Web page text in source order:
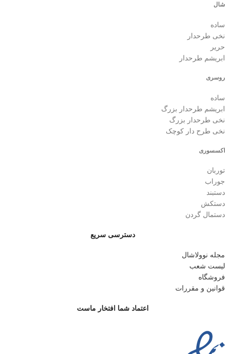
شال
ساده
نخی طرحدار
حریر
ابریشم طرحدار
روسری
ساده
ابریشم طرحدار بزرگ
نخی طرحدار بزرگ
نخی طرح دار کوچک
اکسسوری
توربان
جوراب
دستبند
دستکش
دستمال گردن
دسترسی سریع
مجله نوولاشال
لیست شعب
فروشگاه
قوانین و مقررات
اعتماد شما افتخار ماست